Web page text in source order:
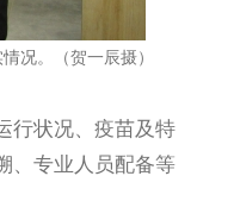
况。（贺一辰摄）
行状况、疫苗及特
、专业人员配备等